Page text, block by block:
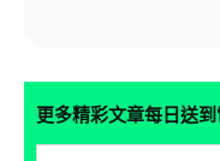
更多精彩文章每日送